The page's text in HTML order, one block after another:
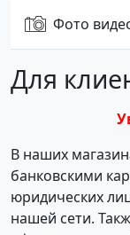
Фото
Для
В наших
банковскими
юридических
нашей сети.